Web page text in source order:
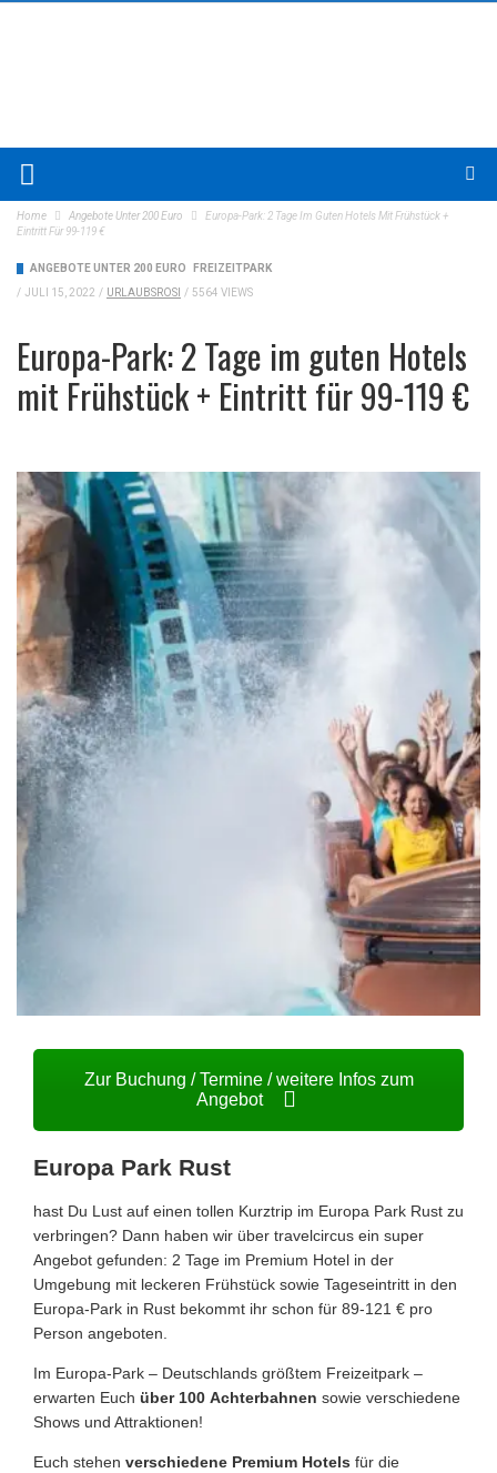
Home Angebote Unter 200 Euro
Europa-Park: 2 Tage Im Guten Hotels Mit Frühstück +
Eintritt Für 99-119 €
ANGEBOTE UNTER 200 EURO
FREIZEITPARK
/ JULI 15, 2022 / URLAUBSROSI / 5564 VIEWS
Europa-Park: 2 Tage im guten Hotels
mit Frühstück + Eintritt für 99-119 €
Zur Buchung / Termine / weitere Infos zum
Angebot
Europa Park Rust
hast Du Lust auf einen tollen Kurztrip im Europa Park Rust zu
verbringen? Dann haben wir über travelcircus ein super
Angebot gefunden: 2 Tage im Premium Hotel in der
Umgebung mit leckeren Frühstück sowie Tageseintritt in den
Europa-Park in Rust bekommt ihr schon für 89-121 € pro
Person angeboten.
Im Europa-Park – Deutschlands größtem Freizeitpark –
erwarten Euch über 100 Achterbahnen sowie verschiedene
Shows und Attraktionen!
Euch stehen verschiedene Premium Hotels für die